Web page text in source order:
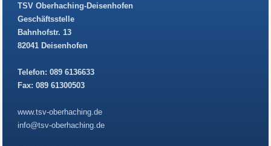
TSV Oberhaching-Deisenhofen
Geschäftsstelle
Bahnhofstr. 13
82041 Deisenhofen
Telefon: 089 6136633
Fax: 089 61300503
www.tsv-oberhaching.de
info@tsv-oberhaching.de